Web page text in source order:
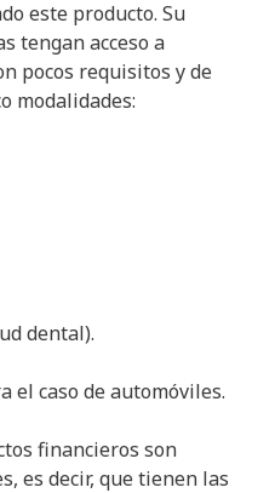
este producto. Su
tengan acceso a
pocos requisitos y de
modalidades:
dental).
el caso de automóviles.
financieros son
es decir, que tienen las